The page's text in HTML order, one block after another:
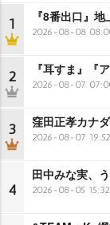
1 『8番出口』
2026-08-08
2 『耳すま』『
2026-08-07
3 窪田正孝カナ
2026-08-07 19:52
4
田中みな実、
2026-08-05 15:32